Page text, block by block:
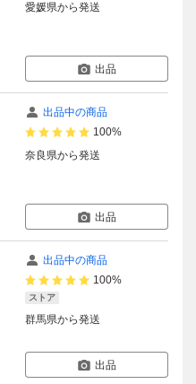
愛媛県から発送
出品
出品中の商品
100%
奈良県から発送
出品
出品中の商品
100%
ストア
群馬県から発送
出品